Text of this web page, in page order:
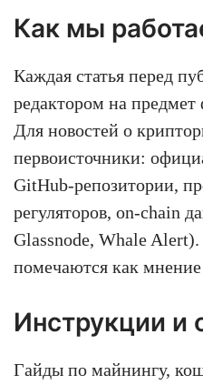
Как мы
Каждая статья перед
редактором на предмет
Для новостей о
первоисточники:
GitHub-репозитории,
регуляторов, on-chain
Glassnode, Whale
помечаются как мнение
Инструкции и
Гайды по майнингу,